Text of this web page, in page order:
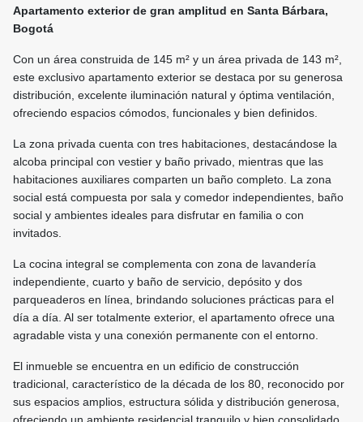
Apartamento exterior de gran amplitud en Santa Bárbara,
Bogotá
Con un área construida de 145 m² y un área privada de 143 m²,
este exclusivo apartamento exterior se destaca por su generosa
distribución, excelente iluminación natural y óptima ventilación,
ofreciendo espacios cómodos, funcionales y bien definidos.
La zona privada cuenta con tres habitaciones, destacándose la
alcoba principal con vestier y baño privado, mientras que las
habitaciones auxiliares comparten un baño completo. La zona
social está compuesta por sala y comedor independientes, baño
social y ambientes ideales para disfrutar en familia o con
invitados.
La cocina integral se complementa con zona de lavandería
independiente, cuarto y baño de servicio, depósito y dos
parqueaderos en línea, brindando soluciones prácticas para el
día a día. Al ser totalmente exterior, el apartamento ofrece una
agradable vista y una conexión permanente con el entorno.
El inmueble se encuentra en un edificio de construcción
tradicional, característico de la década de los 80, reconocido por
sus espacios amplios, estructura sólida y distribución generosa,